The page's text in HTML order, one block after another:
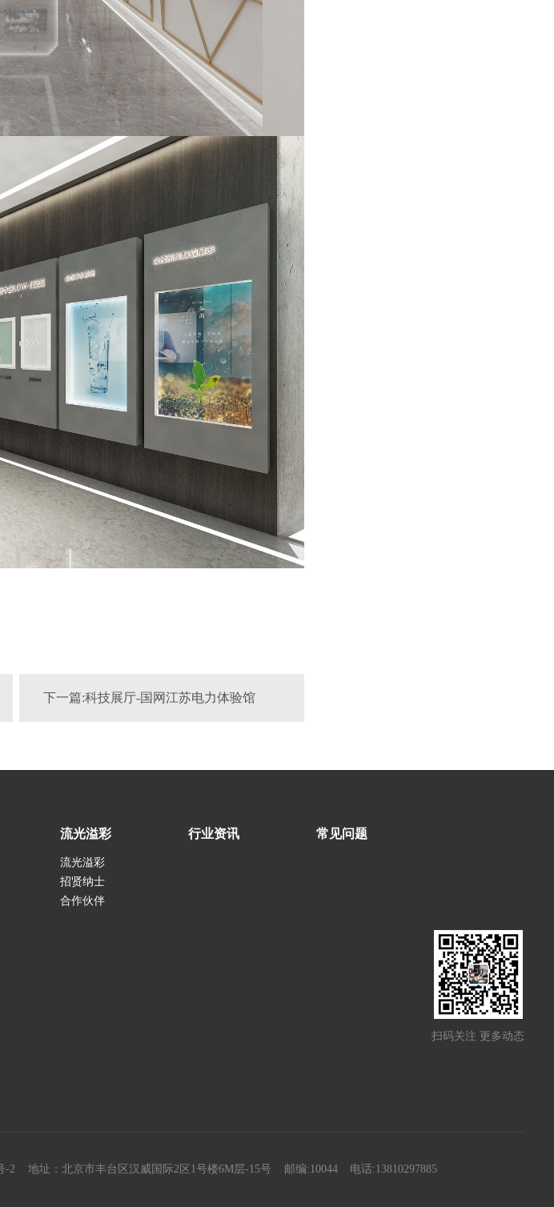
下一篇:科技展厅-国网江苏电力体验馆
流光溢彩
流光溢彩
招贤纳士
合作伙伴
行业资讯 常见问题
扫码关注 更多动态
-2 地址：北京市丰台区汉威国际2区1号楼6M层-15号 邮编:10044
电话:13810297885